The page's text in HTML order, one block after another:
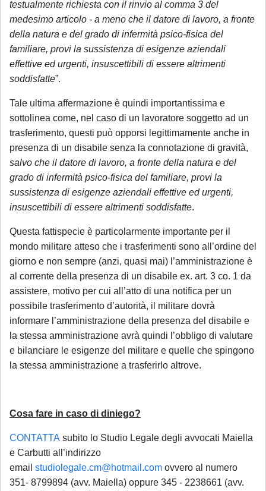
testualmente richiesta con il rinvio al comma 3 del
medesimo articolo - a meno che il datore di lavoro, a fronte
della natura e del grado di infermità psico-fisica del
familiare, provi la sussistenza di esigenze aziendali
effettive ed urgenti, insuscettibili di essere altrimenti
soddisfatte”.
Tale ultima affermazione è quindi importantissima e
sottolinea come, nel caso di un lavoratore soggetto ad un
trasferimento, questi può opporsi legittimamente anche in
presenza di un disabile senza la connotazione di gravità,
salvo che il datore di lavoro, a fronte della natura e del
grado di infermità psico-fisica del familiare, provi la
sussistenza di esigenze aziendali effettive ed urgenti,
insuscettibili di essere altrimenti soddisfatte.
Questa fattispecie è particolarmente importante per il
mondo militare atteso che i trasferimenti sono all’ordine del
giorno e non sempre (anzi, quasi mai) l’amministrazione è
al corrente della presenza di un disabile ex. art. 3 co. 1 da
assistere, motivo per cui all’atto di una notifica per un
possibile trasferimento d’autorità, il militare dovrà
informare l’amministrazione della presenza del disabile e
la stessa amministrazione avrà quindi l’obbligo di valutare
e bilanciare le esigenze del militare e quelle che spingono
la stessa amministrazione a trasferirlo altrove.
Cosa fare in caso di diniego?
CONTATTA subito lo Studio Legale degli avvocati Maiella
e Carbutti all’indirizzo
email studiolegale.cm@hotmail.com ovvero al numero
351- 8799894 (avv. Maiella) oppure 345 - 2238661 (avv.
informiamo che ogni richiesta di
consulenza pervenuta in questo periodo
sarà gestita in videoconferenza a fronte di
un compenso di€ 180,00, in ragione del
periodo di chiusura dello Studio.
trattamento prioritario: l'appuntamento
sarà calendarizzato in base alla disponibilità
dei professionisti, in relazione all'urgenza
della questione posta. Se interessato, si
invita a mandare una mail con richiesta di
prenotazione.
Sarà comunque garantita assistenza
urgente esclusivamente per le seguenti
casistiche:
avviso di conclusione delle indagini ex
art. 415-bis c.p.p.;
ricorsi, memorie e osservazioni con
termine di scadenza ricadente nel
periodo di chiusura,solo se
comunicate tempestivamente alla
notifica;
dettagliatamente la situazione in una
email: la Sua richiesta sarà evasa
esclusivamente tramite email di riscontro
da parte dello Studio, che indicherà le
modalità di gestione.